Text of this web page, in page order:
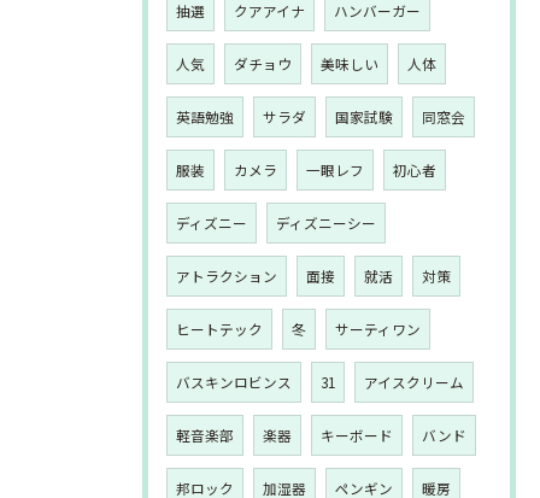
抽選 クアアイナ ハンバーガー
人気 ダチョウ 美味しい 人体
英語勉強 サラダ 国家試験 同窓会
服装 カメラ 一眼レフ 初心者
ディズニー ディズニーシー
アトラクション 面接 就活 対策
ヒートテック 冬 サーティワン
バスキンロビンス 31 アイスクリーム
軽音楽部 楽器 キーボード バンド
邦ロック 加湿器 ペンギン 暖房